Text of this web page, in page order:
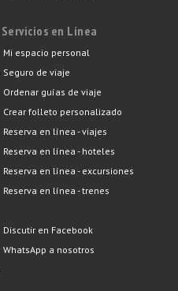
Servicios en Línea
Mi espacio personal
Seguro de viaje
Ordenar guías de viaje
Crear folleto personalizado
Reserva en línea - viajes
Reserva en línea - hoteles
Reserva en línea - excursiones
Reserva en línea - trenes
Discutir en Facebook
WhatsApp a nosotros